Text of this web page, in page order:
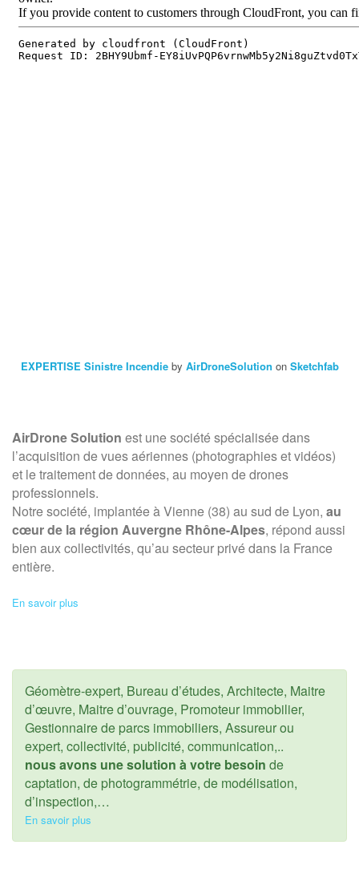
EXPERTISE Sinistre Incendieby AirDroneSolution on Sketchfab
AirDrone Solution est une société spécialisée dans
l’acquisition de vues aériennes (photographies et vidéos)
et le traitement de données, au moyen de drones
professionnels.
Notre société, implantée à Vienne (38) au sud de Lyon, au
cœur de la région Auvergne Rhône-Alpes, répond aussi
bien aux collectivités, qu’au secteur privé dans la France
entière.
En savoir plus
Géomètre-expert, Bureau d’études, Architecte, Maitre
d’œuvre, Maitre d’ouvrage, Promoteur immobilier,
Gestionnaire de parcs immobiliers, Assureur ou
expert, collectivité, publicité, communication,..
nous avons une solution à votre besoin de
captation, de photogrammétrie, de modélisation,
d’inspection,…
En savoir plus